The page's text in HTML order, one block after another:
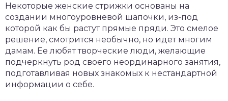
Некоторые женские стрижки основаны на
создании многоуровневой шапочки, из-под
которой как бы растут прямые пряди. Это смелое
решение, смотрится необычно, но идет многим
дамам. Ее любят творческие люди, желающие
подчеркнуть род своего неординарного занятия,
подготавливая новых знакомых к нестандартной
информации о себе.